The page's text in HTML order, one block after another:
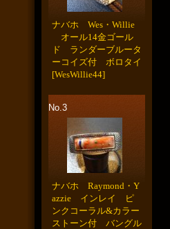
ナバホ Wes・Willie
オール14金ゴール
ド ランダーブルータ
ーコイズ付 ボロタイ
[WesWillie44]
No.3
ナバホ Raymond・Y
azzie インレイ ピ
ンクコーラル&カラー
ストーン付 バングル